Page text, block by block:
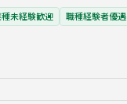
未経験歓迎 職種経験者優遇